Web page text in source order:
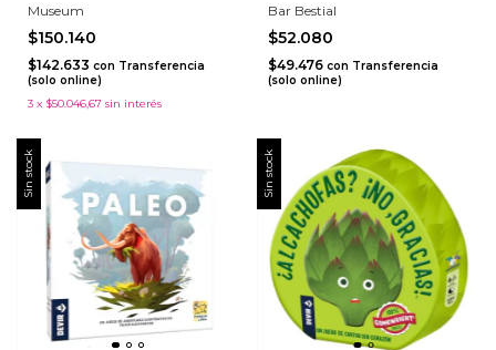
Museum
$150.140
$142.633 con Transferencia
(solo online)
3 x $50.046,67 sin interés
Bar Bestial
$52.080
$49.476 con Transferencia
(solo online)
Sin stock Sin stock